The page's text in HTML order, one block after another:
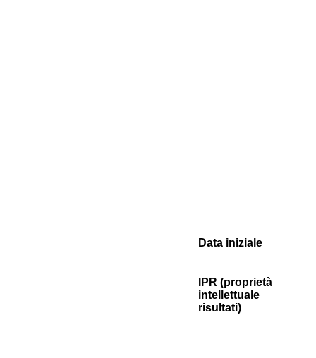
Data iniziale
IPR (proprietà
intellettuale
risultati)